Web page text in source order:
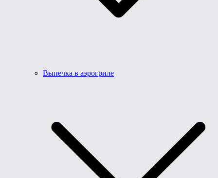
Выпечка в аэрогриле